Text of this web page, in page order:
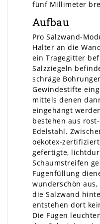
fünf Millimeter
Aufbau
Pro Salzwand-
Halter an die
ein Tragegitter
Salzziegeln
schräge
Gewindestifte
mittels denen
eingehängt
bestehen aus
Edelstahl.
oekotex-
gefertigte,
Schaumstreifen
Fugenfüllung
wunderschön
die Salzwand
entstehen dort
Die Fugen